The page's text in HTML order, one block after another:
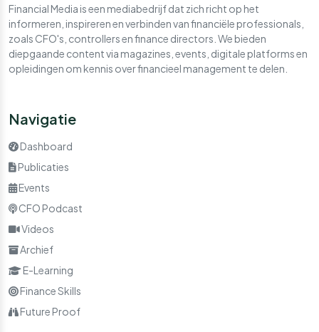
Financial Media is een mediabedrijf dat zich richt op het
informeren, inspireren en verbinden van financiële professionals,
zoals CFO's, controllers en finance directors. We bieden
diepgaande content via magazines, events, digitale platforms en
opleidingen om kennis over financieel management te delen.
Navigatie
Dashboard
Publicaties
Events
CFO Podcast
Videos
Archief
E-Learning
Finance Skills
Future Proof